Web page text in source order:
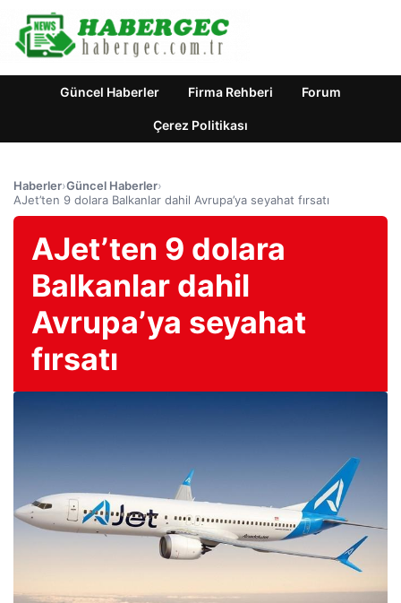
Güncel Haberler Firma Rehberi Forum
Çerez Politikası
Haberler›Güncel Haberler›
AJet’ten 9 dolara Balkanlar dahil Avrupa’ya seyahat fırsatı
AJet’ten 9 dolara
Balkanlar dahil
Avrupa’ya seyahat
fırsatı